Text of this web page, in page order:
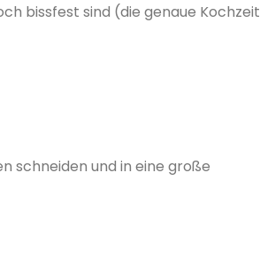
bissfest sind (die genaue Kochzeit
schneiden und in eine große